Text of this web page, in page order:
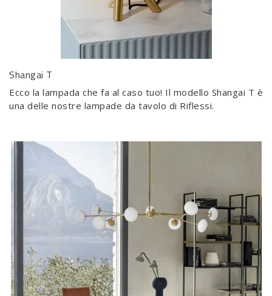
Shangai T
Ecco la lampada che fa al caso tuo! Il modello Shangai T è
una delle nostre lampade da tavolo di Riflessi.